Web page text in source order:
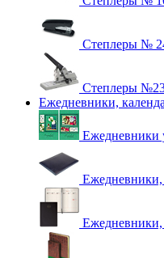
Степлеры №
Степлеры
Ежедневники,
Ежедневники